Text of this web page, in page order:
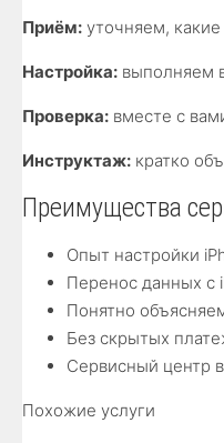
Приём: уточняем,
Настройка: выполняем
Проверка: вместе с
Инструктаж: кратко
Преимущества
Опыт настройки
Перенос данных с
Понятно
Без скрытых
Сервисный центр
Похожие услуги